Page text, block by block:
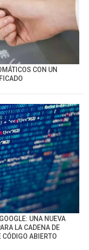
CON UN
UNA NUEVA
LA CADENA DE
ABIERTO